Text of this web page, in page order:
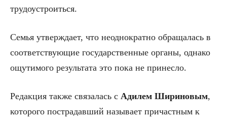
трудоустроиться.
Семья утверждает, что неоднократно обращалась в
соответствующие государственные органы, однако
ощутимого результата это пока не принесло.
Редакция также связалась с Адилем Шириновым,
которого пострадавший называет причастным к